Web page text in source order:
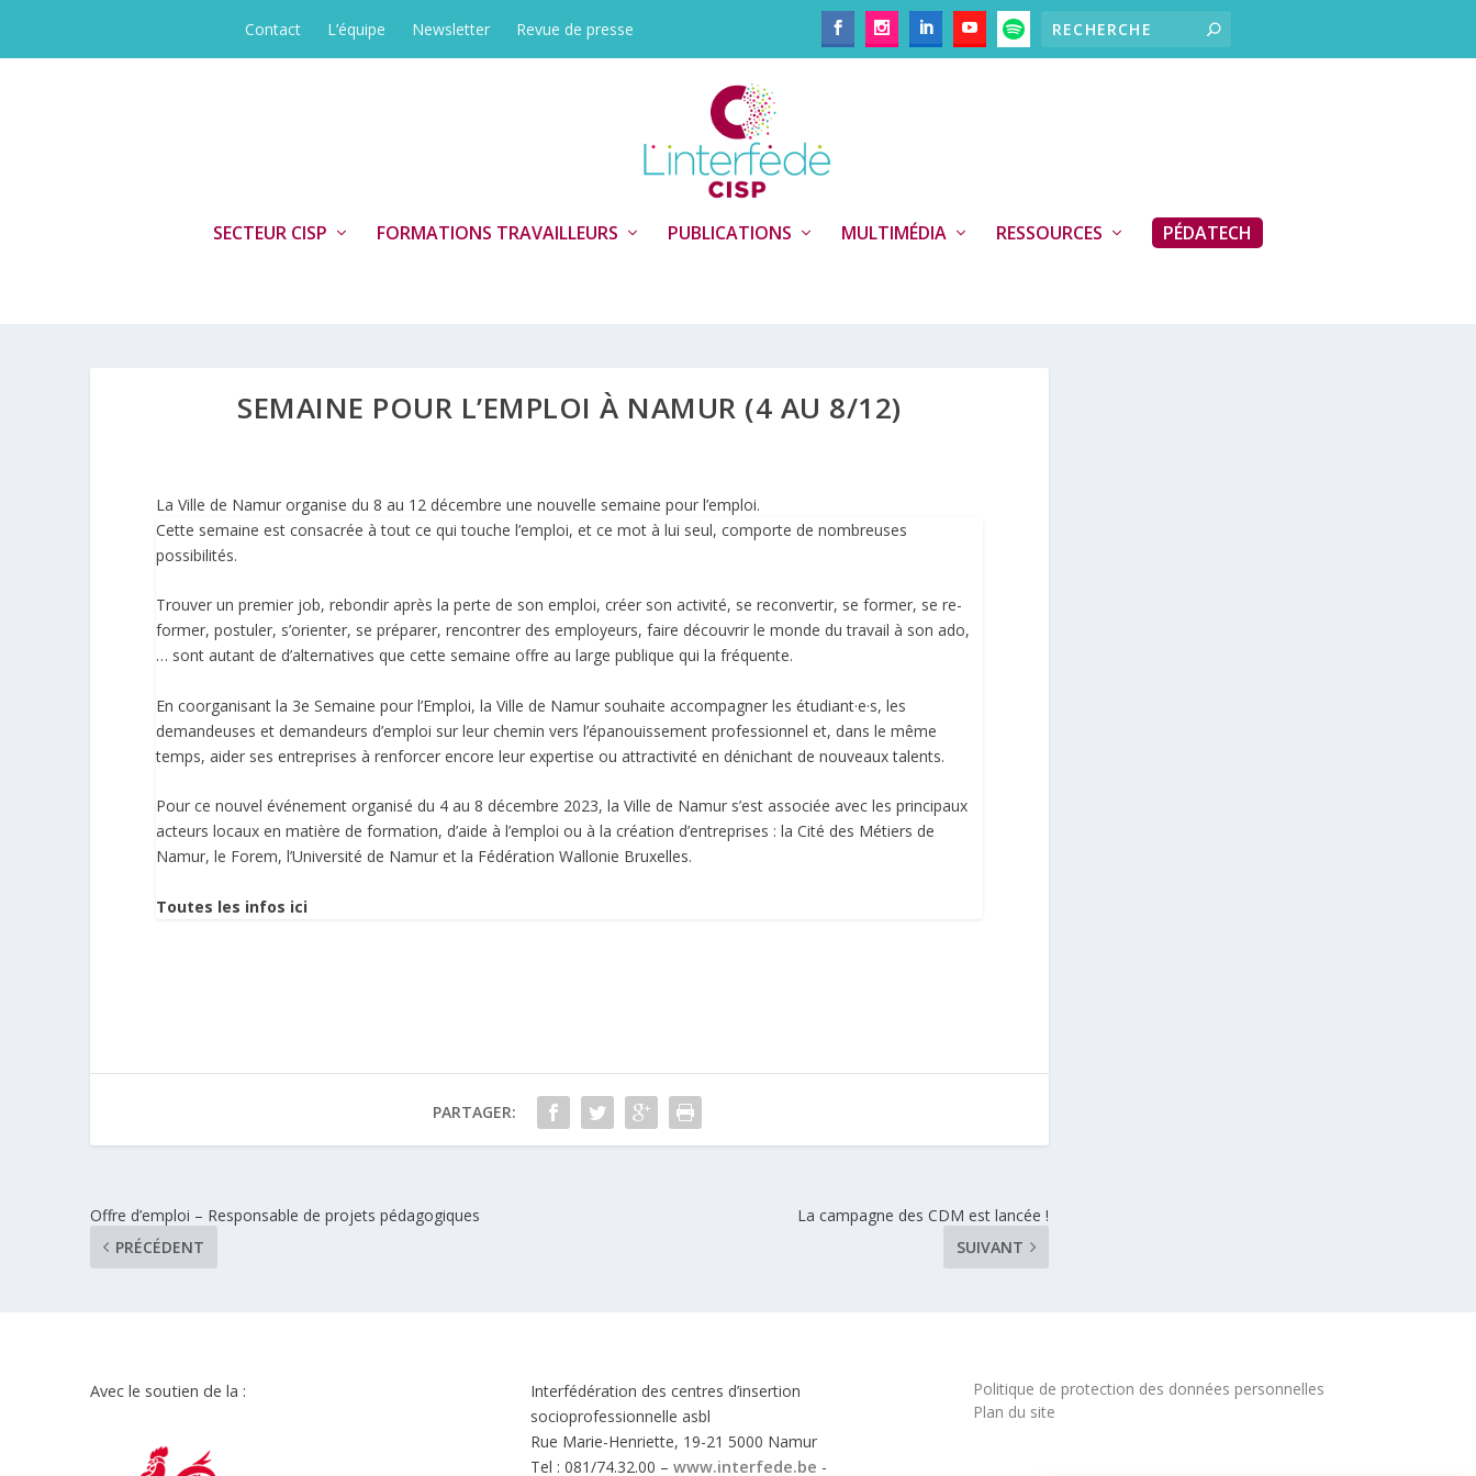
Contact L’équipe Newsletter Revue de presse
SECTEUR CISP FORMATIONS TRAVAILLEURS PUBLICATIONS MULTIMÉDIA RESSOURCES PÉDATECH
SEMAINE POUR L’EMPLOI À NAMUR (4 AU 8/12)
La Ville de Namur organise du 8 au 12 décembre une nouvelle semaine pour l’emploi.
Cette semaine est consacrée à tout ce qui touche l’emploi, et ce mot à lui seul, comporte de nombreuses
possibilités.
Trouver un premier job, rebondir après la perte de son emploi, créer son activité, se reconvertir, se former, se re-
former, postuler, s’orienter, se préparer, rencontrer des employeurs, faire découvrir le monde du travail à son ado,
… sont autant de d’alternatives que cette semaine offre au large publique qui la fréquente.
En coorganisant la 3e Semaine pour l’Emploi, la Ville de Namur souhaite accompagner les étudiant·e·s, les
demandeuses et demandeurs d’emploi sur leur chemin vers l’épanouissement professionnel et, dans le même
temps, aider ses entreprises à renforcer encore leur expertise ou attractivité en dénichant de nouveaux talents.
Pour ce nouvel événement organisé du 4 au 8 décembre 2023, la Ville de Namur s’est associée avec les principaux
acteurs locaux en matière de formation, d’aide à l’emploi ou à la création d’entreprises : la Cité des Métiers de
Namur, le Forem, l’Université de Namur et la Fédération Wallonie Bruxelles.
Toutes les infos ici
PARTAGER:
Offre d’emploi – Responsable de projets pédagogiques
PRÉCÉDENT
La campagne des CDM est lancée !
SUIVANT
Avec le soutien de la :
Interfédération des centres d’insertion
socioprofessionnelle asbl
Rue Marie-Henriette, 19-21 5000 Namur
Tel : 081/74.32.00 –www.interfede.be -
Politique de protection des données personnelles
Plan du site